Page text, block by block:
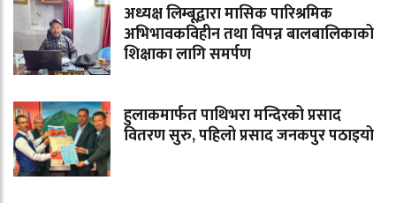
अध्यक्ष लिम्बूद्वारा मासिक पारिश्रमिक
अभिभावकविहीन तथा विपन्न बालबालिकाको
शिक्षाका लागि समर्पण
हुलाकमार्फत पाथिभरा मन्दिरको प्रसाद
वितरण सुरु, पहिलो प्रसाद जनकपुर पठाइयो